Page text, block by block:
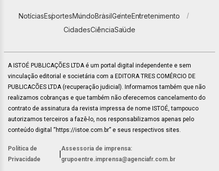
NotíciasEsportesMundoBrasilGenteEntretenimento
CidadesCiênciaSaúde
A ISTOÉ PUBLICAÇÕES LTDA é um portal digital independente e sem
vinculação editorial e societária com a EDITORA TRES COMÉRCIO DE
PUBLICACÕES LTDA (recuperação judicial). Informamos também que não
realizamos cobranças e que também não oferecemos cancelamento do
contrato de assinatura da revista impressa de nome ISTOÉ, tampouco
autorizamos terceiros a fazê-lo, nos responsabilizamos apenas pelo
conteúdo digital “https://istoe.com.br” e seus respectivos sites.
Política de
Privacidade
Assessoria de imprensa:
grupoentre.imprensa@agenciafr.com.br